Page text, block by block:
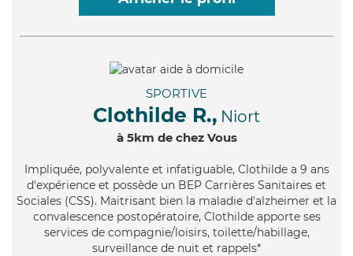
SPORTIVE
Clothilde R., Niort
à 5km de chez Vous
Impliquée, polyvalente et infatiguable, Clothilde a 9 ans
d'expérience et possède un BEP Carrières Sanitaires et
Sociales (CSS). Maitrisant bien la maladie d'alzheimer et la
convalescence postopératoire, Clothilde apporte ses
services de compagnie/loisirs, toilette/habillage,
surveillance de nuit et rappels*